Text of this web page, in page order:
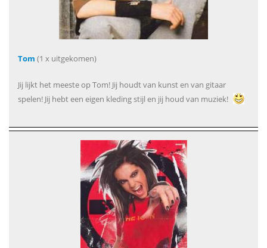
Tom (1 x uitgekomen)
Jij lijkt het meeste op Tom! Jij houdt van kunst en van gitaar
spelen! Jij hebt een eigen kleding stijl en jij houd van muziek!